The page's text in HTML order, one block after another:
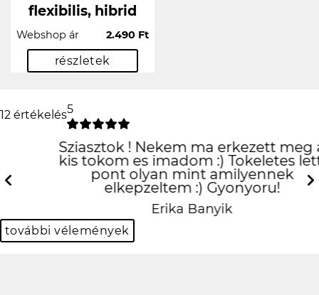
flexibilis, hibrid
Webshop ár 2.490 Ft
részletek
12 értékelés5
Sziasztok ! Nekem ma erkezett meg a
kis tokom es imadom :) Tokeletes lett,
pont olyan mint amilyennek
elkepzeltem :) Gyonyoru!
Erika Banyik
Previous
további vélemények